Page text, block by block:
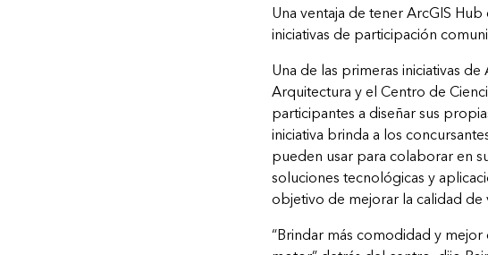
Una ventaja de tener ArcGIS
iniciativas de participación
Una de las primeras iniciativas
Arquitectura y el Centro de
participantes a diseñar sus
iniciativa brinda a los
pueden usar para colaborar en
soluciones tecnológicas y
objetivo de mejorar la calidad de
“Brindar más comodidad y